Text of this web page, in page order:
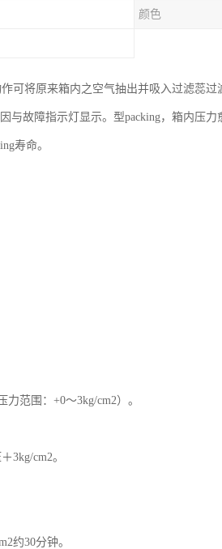
颜色
可将原来箱内之空气抽出并吸入过滤蕊
与故障指示灯显示。型packing，箱内压
寿命。
范围：+0～3kg/cm2）。
3kg/cm2。
约30分钟。